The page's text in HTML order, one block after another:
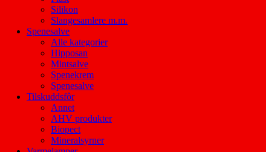
Silikon
Slangesamlere m.m.
Spenesalve
Alle kategorier
Hipposan
Mintsalve
Spenekrem
Spenesalve
Tilskuddsfôr
Annet
AHV produkter
Biopect
Mineralsyrner